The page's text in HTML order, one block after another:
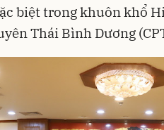
biệt trong khuôn khổ
Thái Bình Dương